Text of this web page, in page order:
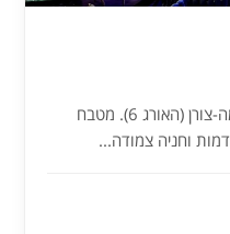
מתחם אירועים כפרי-מודרני בקדימה-צורן (האורג 6). מטבח
וחניה צמודה...